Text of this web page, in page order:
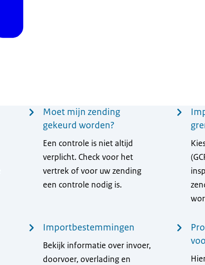
Moet mijn zending
gekeurd worden?
Een controle is niet altijd
verplicht. Check voor het
vertrek of voor uw zending
een controle nodig is.
Importbestemmingen
Bekijk informatie over invoer,
doorvoer, overlading en